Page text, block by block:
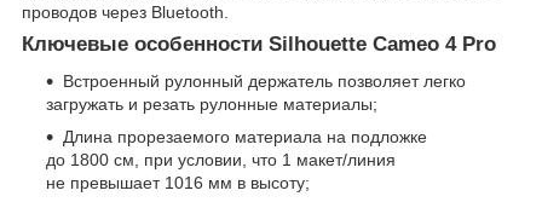
проводов через Bluetooth.
Ключевые особенности Silhouette Cameo 4 Pro
Встроенный рулонный держатель позволяет легко
загружать и резать рулонные материалы;
Длина прорезаемого материала на подложке
до 1800 см, при условии, что 1 макет/линия
не превышает 1016 мм в высоту;